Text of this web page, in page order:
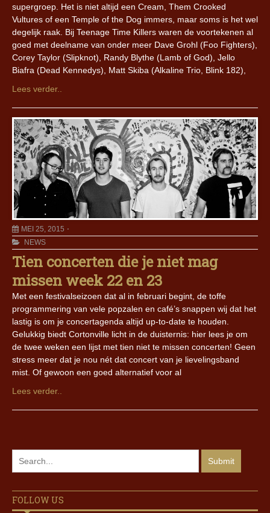
supergroep. Het is niet altijd een Cream, Them Crooked
Vultures of een Temple of the Dog immers, maar soms is het wel
degelijk raak. Bij Teenage Time Killers waren de voortekenen al
goed met deelname van onder meer Dave Grohl (Foo Fighters),
Corey Taylor (Slipknot), Randy Blythe (Lamb of God), Jello
Biafra (Dead Kennedys), Matt Skiba (Alkaline Trio, Blink 182),
Lees verder..
MEI 25, 2015
NEWS
Tien concerten die je niet mag
missen week 22 en 23
Met een festivalseizoen dat al in februari begint, de toffe
programmering van vele popzalen en café’s snappen wij dat het
lastig is om je concertagenda altijd up-to-date te houden.
Gelukkig biedt Cortonville licht in de duisternis: hier lees je om
de twee weken een lijst met tien niet te missen concerten! Geen
stress meer dat je nou nét dat concert van je lievelingsband
mist. Of gewoon een goed alternatief voor al
Lees verder..
FOLLOW US